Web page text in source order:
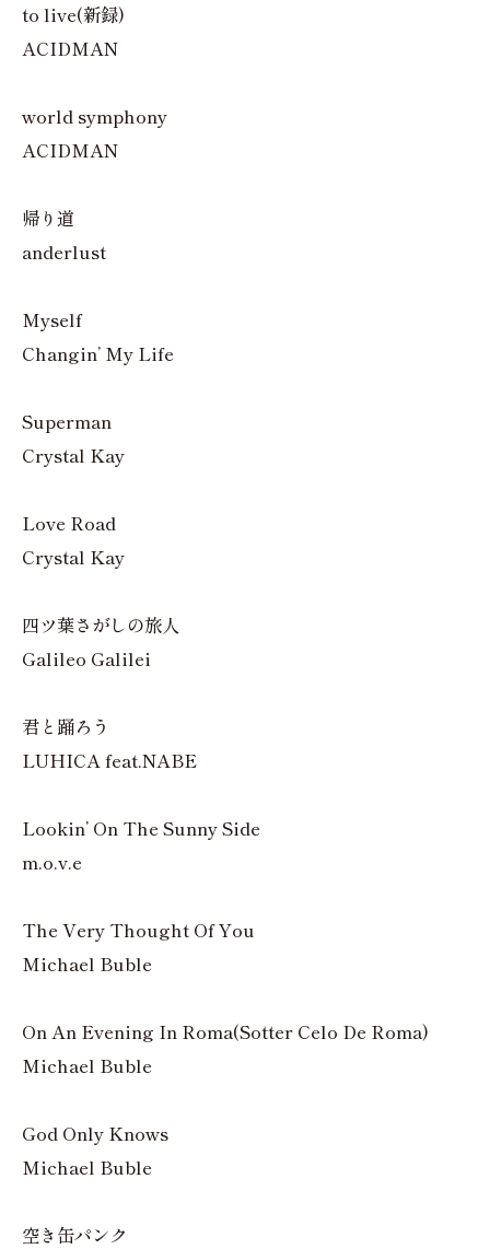
to live(新録)
ACIDMAN
world symphony
ACIDMAN
帰り道
anderlust
Myself
Changin’ My Life
Superman
Crystal Kay
Love Road
Crystal Kay
四ツ葉さがしの旅人
Galileo Galilei
君と踊ろう
LUHICA feat.NABE
Lookin’ On The Sunny Side
m.o.v.e
The Very Thought Of You
Michael Buble
On An Evening In Roma(Sotter Celo De Roma)
Michael Buble
God Only Knows
Michael Buble
空き缶パンク